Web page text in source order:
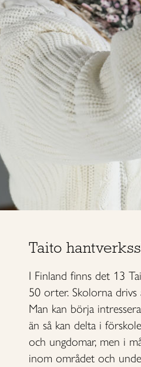
Taito
I Finland finns det 13
50 orter. Skolorna drivs
Man kan börja
än så kan delta i
och ungdomar, men i
inom området och